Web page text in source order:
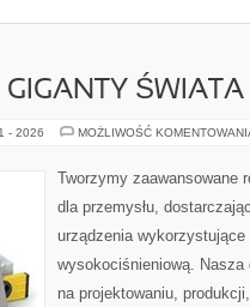
ŚWIATA
- 2026 MOŻLIWOŚĆ
Tworzymy zaawansowane
dla przemysłu,
urządzenia wykorzystujące
wysokociśnieniową. Nasza
na projektowaniu,